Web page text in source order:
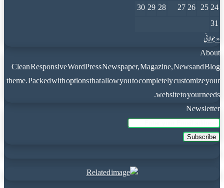
24
25
26
27
28
29
30
31
« جولائی
About
Clean Responsive WordPress Newspaper, Magazine, News and Blog
theme. Packed with options that allow you to completely customize your
website to your needs.
Newsletter
Enter
your